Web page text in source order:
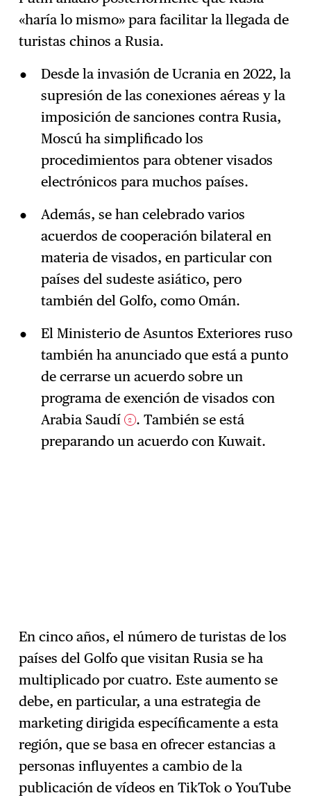
«haría lo mismo» para facilitar la llegada de
turistas chinos a Rusia.
Desde la invasión de Ucrania en 2022, la
supresión de las conexiones aéreas y la
imposición de sanciones contra Rusia,
Moscú ha simplificado los
procedimientos para obtener visados
electrónicos para muchos países.
Además, se han celebrado varios
acuerdos de cooperación bilateral en
materia de visados, en particular con
países del sudeste asiático, pero
también del Golfo, como Omán.
El Ministerio de Asuntos Exteriores ruso
también ha anunciado que está a punto
de cerrarse un acuerdo sobre un
programa de exención de visados con
Arabia Saudí
2 . También se está
preparando un acuerdo con Kuwait.
En cinco años, el número de turistas de los
países del Golfo que visitan Rusia se ha
multiplicado por cuatro. Este aumento se
debe, en particular, a una estrategia de
marketing dirigida específicamente a esta
región, que se basa en ofrecer estancias a
personas influyentes a cambio de la
publicación de vídeos en TikTok o YouTube